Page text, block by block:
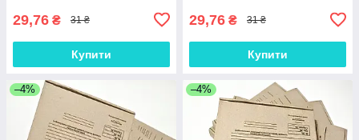
29,76 ₴ 31 ₴
Купити
29,76 ₴ 31 ₴
Купити
–4% –4%